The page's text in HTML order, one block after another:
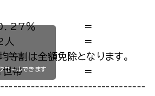
27％
＝
＝
は全額免除となります。
世帯
＝
ロールできます